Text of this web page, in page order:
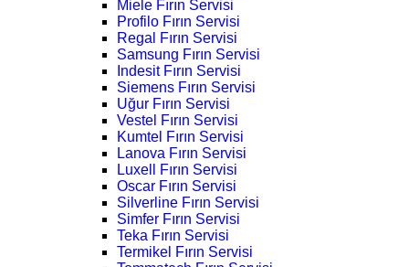
Miele Fırın Servisi
Profilo Fırın Servisi
Regal Fırın Servisi
Samsung Fırın Servisi
Indesit Fırın Servisi
Siemens Fırın Servisi
Uğur Fırın Servisi
Vestel Fırın Servisi
Kumtel Fırın Servisi
Lanova Fırın Servisi
Luxell Fırın Servisi
Oscar Fırın Servisi
Silverline Fırın Servisi
Simfer Fırın Servisi
Teka Fırın Servisi
Termikel Fırın Servisi